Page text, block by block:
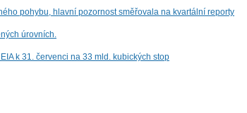
pohybu, hlavní pozornost směřovala na kvartální reporty
úrovních.
k 31. červenci na 33 mld. kubických stop